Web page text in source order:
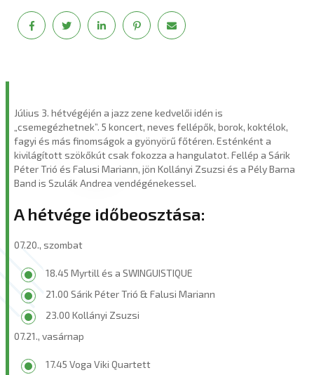
Július 3. hétvégéjén a jazz zene kedvelői idén is
„csemegézhetnek”. 5 koncert, neves fellépők, borok, koktélok,
fagyi és más finomságok a gyönyörű főtéren. Esténként a
kivilágított szökőkút csak fokozza a hangulatot. Fellép a Sárik
Péter Trió és Falusi Mariann, jön Kollányi Zsuzsi és a Pély Barna
Band is Szulák Andrea vendégénekessel.
A hétvége időbeosztása:
07.20., szombat
18.45 Myrtill és a SWINGUISTIQUE
21.00 Sárik Péter Trió & Falusi Mariann
23.00 Kollányi Zsuzsi
07.21., vasárnap
17.45 Voga Viki Quartett